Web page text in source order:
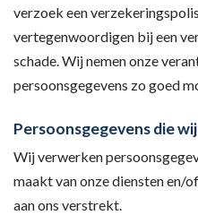
verzoek een
vertegenwoordigen bij een
schade. Wij nemen onze
persoonsgegevens zo goed
Persoonsgegevens die
Wij verwerken
maakt van onze diensten en/
aan ons verstrekt.